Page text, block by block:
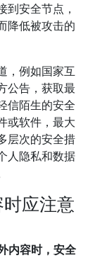
安全节点，
降低被攻击的
，例如国家互
公告，获取最
信陌生的安全
或软件，最大
层次的安全措
人隐私和数据
应注意
内容时，安全